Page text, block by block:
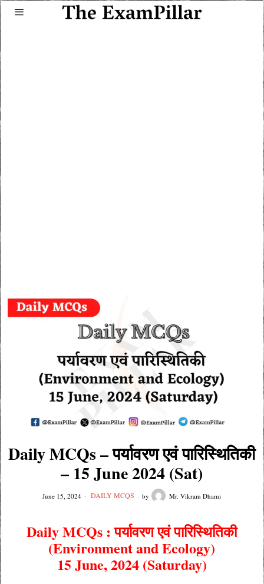
Daily MCQs – पर्यावरण एवं पारिस्थितिकी
– 15 June 2024 (Sat)
June 15, 2024 DAILY MCQS by Mr. Vikram Dhami
Daily MCQs : पर्यावरण एवं पारिस्थितिकी
(EnvironmentandEcology)
15 June, 2024 (Saturday)